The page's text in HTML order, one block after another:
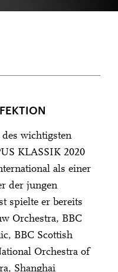
wichtigsten
KLASSIK 2020
als einer
der jungen
spielte er bereits
Orchestra, BBC
BBC Scottish
Orchestra of
Shanghai